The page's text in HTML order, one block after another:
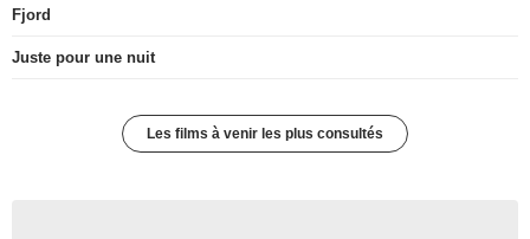
Fjord
Juste pour une nuit
Les films à venir les plus consultés